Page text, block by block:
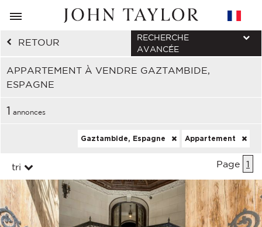
RETOUR
APPARTEMENT À VENDRE GAZTAMBIDE,
ESPAGNE
RECHERCHE
AVANCÉE
1 annonces
Gaztambide, Espagne Appartement
tri Page 1